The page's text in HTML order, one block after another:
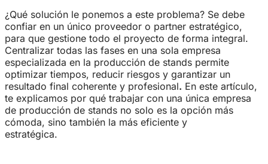
¿Qué solución le ponemos a este problema? Se debe
confiar en un único proveedor o partner estratégico,
para que gestione todo el proyecto de forma integral.
Centralizar todas las fases en una sola empresa
especializada en la producción de stands permite
optimizar tiempos, reducir riesgos y garantizar un
resultado final coherente y profesional. En este artículo,
te explicamos por qué trabajar con una única empresa
de producción de stands no solo es la opción más
cómoda, sino también la más eficiente y
estratégica.